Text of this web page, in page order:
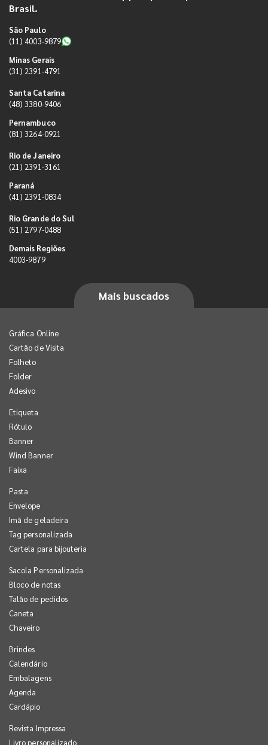
Brasil.
São Paulo
(11) 4003-9879
Minas Gerais
(31) 2391-4791
Santa Catarina
(48) 3380-9406
Pernambuco
(81) 3264-0921
Rio de Janeiro
(21) 2391-3161
Paraná
(41) 2391-0834
Rio Grande do Sul
(51) 2797-0488
Demais Regiões
4003-9879
Mais buscados
Gráfica Online
Cartão de Visita
Folheto
Folder
Adesivo
Etiqueta
Rótulo
Banner
Wind Banner
Faixa
Pasta
Envelope
Imã de geladeira
Tag personalizada
Cartela para bijouteria
Sacola Personalizada
Bloco de notas
Talão de pedidos
Caneta
Chaveiro
Brindes
Calendário
Embalagens
Agenda
Cardápio
Revista Impressa
Livro personalizado